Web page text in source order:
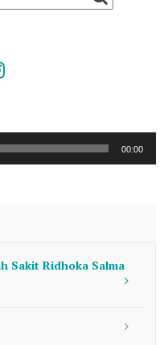
00:00
Sakit Ridhoka Salma